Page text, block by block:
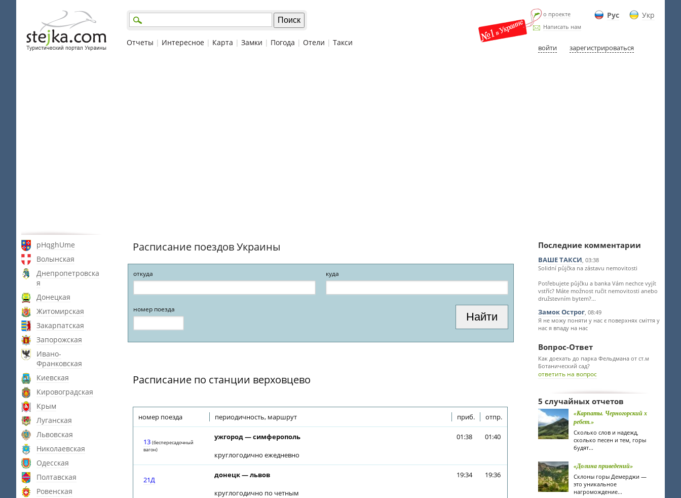
Рус Укр
о проекте
Написать нам
войти зарегистрироваться
Отчеты | Интересное | Карта | Замки | Погода | Отели | Такси
pHqghUme
Волынская
Днепропетровска
я
Донецкая
Житомирская
Закарпатская
Запорожская
Ивано-
Франковская
Киевская
Кировоградская
Крым
Луганская
Львовская
Николаевская
Одесская
Полтавская
Ровенская
Расписание поездов Украины
откуда куда
номер поезда
Расписание по станции верховцево
номер поезда периодичность, маршрут приб. отпр.
13 (беспересадочный
вагон)
ужгород — симферополь
круглогодично ежедневно
01:38 01:40
21Д
донецк — львов
круглогодично по четным
19:34 19:36
Последние комментарии
ВАШЕ ТАКСИ, 03:38
Solidní půjčka na zástavu nemovitosti
Potřebujete půjčku a banka Vám nechce vyjít
vstříc? Máte možnost ručit nemovitosti anebo
družstevním bytem?...
Замок Острог, 08:49
Я не можу поняти у нас є поверхнях сміття у
нас я впаду на нас
Вопрос-Ответ
Как доехать до парка Фельдмана от ст.м
Ботанический сад?
ответить на вопрос
5 случайных отчетов
«Карпаты. Черногорский х
ребет.»
Сколько слов и надежд,
сколько песен и тем, горы
будят...
«Долина приведений»
Склоны горы Демерджи —
это уникальное
нагромождение...